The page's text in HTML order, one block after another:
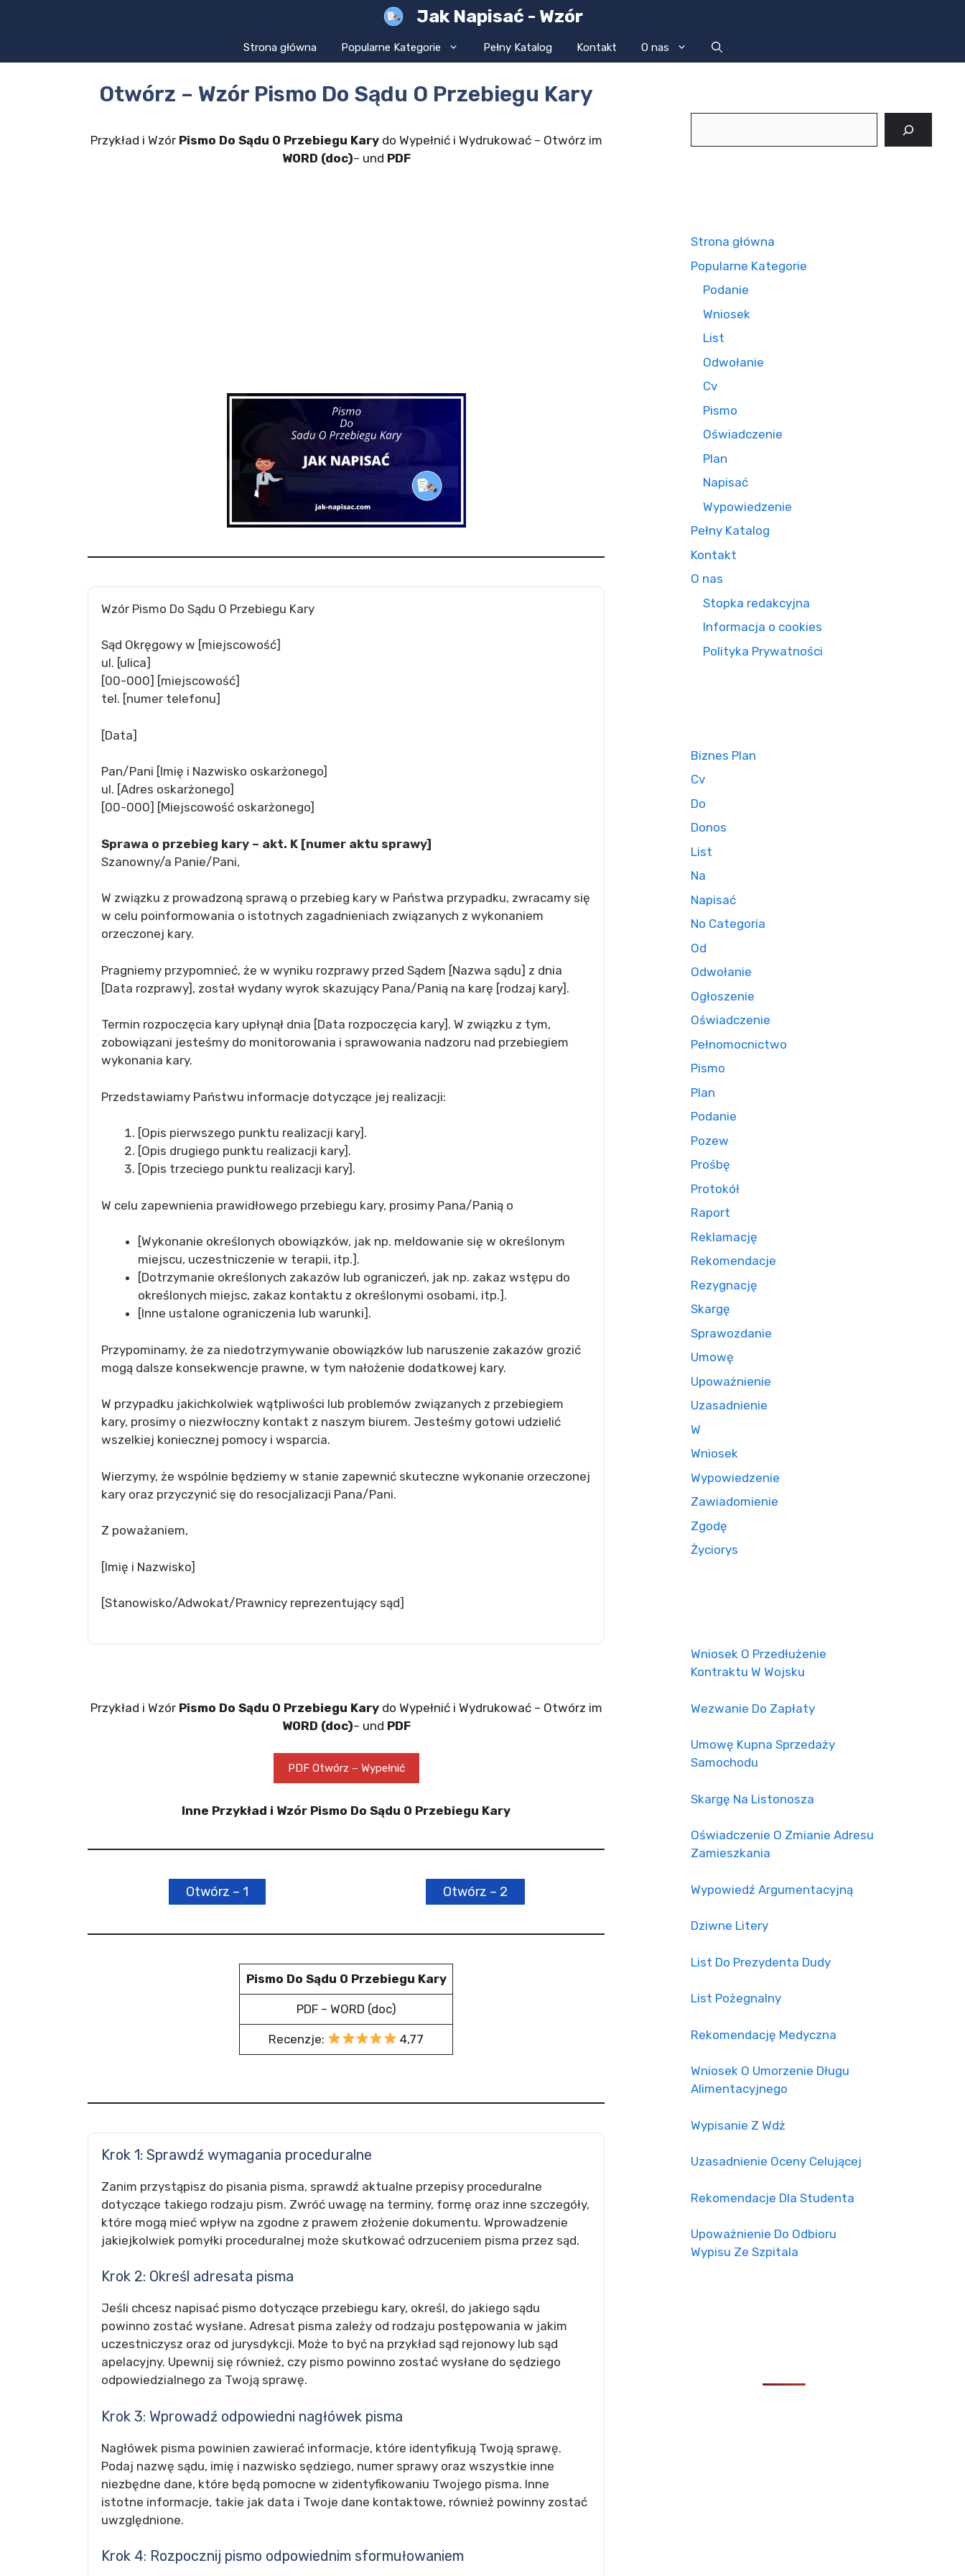
Jak Napisać - Wzór
Strona główna Popularne Kategorie Pełny Katalog Kontakt O nas
Otwórz – Wzór Pismo Do Sądu O Przebiegu Kary
Przykład i Wzór Pismo Do Sądu O Przebiegu Karydo Wypełnić i Wydrukować – Otwórz im
WORD (doc)– und PDF
Wzór Pismo Do Sądu O Przebiegu Kary
Sąd Okręgowy w [miejscowość]
ul. [ulica]
[00-000] [miejscowość]
tel. [numer telefonu]
[Data]
Pan/Pani [Imię i Nazwisko oskarżonego]
ul. [Adres oskarżonego]
[00-000] [Miejscowość oskarżonego]
Sprawa o przebieg kary – akt. K [numer aktu sprawy]
Szanowny/a Panie/Pani,
W związku z prowadzoną sprawą o przebieg kary w Państwa przypadku, zwracamy się
w celu poinformowania o istotnych zagadnieniach związanych z wykonaniem
orzeczonej kary.
Pragniemy przypomnieć, że w wyniku rozprawy przed Sądem [Nazwa sądu] z dnia
[Data rozprawy], został wydany wyrok skazujący Pana/Panią na karę [rodzaj kary].
Termin rozpoczęcia kary upłynął dnia [Data rozpoczęcia kary]. W związku z tym,
zobowiązani jesteśmy do monitorowania i sprawowania nadzoru nad przebiegiem
wykonania kary.
Przedstawiamy Państwu informacje dotyczące jej realizacji:
[Opis pierwszego punktu realizacji kary].
[Opis drugiego punktu realizacji kary].
[Opis trzeciego punktu realizacji kary].
W celu zapewnienia prawidłowego przebiegu kary, prosimy Pana/Panią o
[Wykonanie określonych obowiązków, jak np. meldowanie się w określonym
miejscu, uczestniczenie w terapii, itp.].
[Dotrzymanie określonych zakazów lub ograniczeń, jak np. zakaz wstępu do
określonych miejsc, zakaz kontaktu z określonymi osobami, itp.].
[Inne ustalone ograniczenia lub warunki].
Przypominamy, że za niedotrzymywanie obowiązków lub naruszenie zakazów grozić
mogą dalsze konsekwencje prawne, w tym nałożenie dodatkowej kary.
W przypadku jakichkolwiek wątpliwości lub problemów związanych z przebiegiem
kary, prosimy o niezwłoczny kontakt z naszym biurem. Jesteśmy gotowi udzielić
wszelkiej koniecznej pomocy i wsparcia.
Wierzymy, że wspólnie będziemy w stanie zapewnić skuteczne wykonanie orzeczonej
kary oraz przyczynić się do resocjalizacji Pana/Pani.
Z poważaniem,
[Imię i Nazwisko]
[Stanowisko/Adwokat/Prawnicy reprezentujący sąd]
Przykład i Wzór Pismo Do Sądu O Przebiegu Karydo Wypełnić i Wydrukować – Otwórz im
WORD (doc)– und PDF
PDF Otwórz – Wypełnić
Inne Przykład i Wzór Pismo Do Sądu O Przebiegu Kary
Otwórz – 1 Otwórz – 2
Pismo Do Sądu O Przebiegu Kary
PDF – WORD (doc)
Recenzje: 4,77
Krok 1: Sprawdź wymagania proceduralne
Zanim przystąpisz do pisania pisma, sprawdź aktualne przepisy proceduralne
dotyczące takiego rodzaju pism. Zwróć uwagę na terminy, formę oraz inne szczegóły,
które mogą mieć wpływ na zgodne z prawem złożenie dokumentu. Wprowadzenie
jakiejkolwiek pomyłki proceduralnej może skutkować odrzuceniem pisma przez sąd.
Krok 2: Określ adresata pisma
Jeśli chcesz napisać pismo dotyczące przebiegu kary, określ, do jakiego sądu
powinno zostać wysłane. Adresat pisma zależy od rodzaju postępowania w jakim
uczestniczysz oraz od jurysdykcji. Może to być na przykład sąd rejonowy lub sąd
apelacyjny. Upewnij się również, czy pismo powinno zostać wysłane do sędziego
odpowiedzialnego za Twoją sprawę.
Krok 3: Wprowadź odpowiedni nagłówek pisma
Nagłówek pisma powinien zawierać informacje, które identyfikują Twoją sprawę.
Podaj nazwę sądu, imię i nazwisko sędziego, numer sprawy oraz wszystkie inne
niezbędne dane, które będą pomocne w zidentyfikowaniu Twojego pisma. Inne
istotne informacje, takie jak data i Twoje dane kontaktowe, również powinny zostać
uwzględnione.
Krok 4: Rozpocznij pismo odpowiednim sformułowaniem
Strona główna
Popularne Kategorie
Podanie
Wniosek
List
Odwołanie
Cv
Pismo
Oświadczenie
Plan
Napisać
Wypowiedzenie
Pełny Katalog
Kontakt
O nas
Stopka redakcyjna
Informacja o cookies
Polityka Prywatności
Biznes Plan
Cv
Do
Donos
List
Na
Napisać
No Categoria
Od
Odwołanie
Ogłoszenie
Oświadczenie
Pełnomocnictwo
Pismo
Plan
Podanie
Pozew
Prośbę
Protokół
Raport
Reklamację
Rekomendacje
Rezygnację
Skargę
Sprawozdanie
Umowę
Upoważnienie
Uzasadnienie
W
Wniosek
Wypowiedzenie
Zawiadomienie
Zgodę
Życiorys
Wniosek O Przedłużenie
Kontraktu W Wojsku
Wezwanie Do Zapłaty
Umowę Kupna Sprzedaży
Samochodu
Skargę Na Listonosza
Oświadczenie O Zmianie Adresu
Zamieszkania
Wypowiedź Argumentacyjną
Dziwne Litery
List Do Prezydenta Dudy
List Pożegnalny
Rekomendację Medyczna
Wniosek O Umorzenie Długu
Alimentacyjnego
Wypisanie Z Wdż
Uzasadnienie Oceny Celującej
Rekomendacje Dla Studenta
Upoważnienie Do Odbioru
Wypisu Ze Szpitala